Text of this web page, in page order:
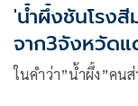
'น้ำผึ้งชันโรง
จาก3จังหวัดแ
ในคำว่า”น้ำผึ้ง”คน